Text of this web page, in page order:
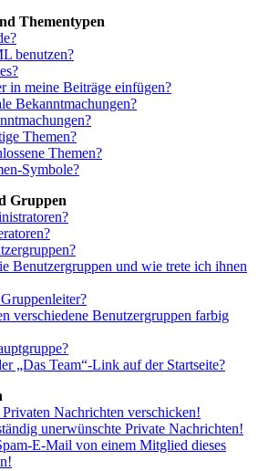
Thementypen
benutzen?
in meine Beiträge einfügen?
Bekanntmachungen?
Themen?
Themen?
Symbole?
Gruppen
Benutzergruppen und wie trete ich ihnen
verschiedene Benutzergruppen farbig
„Das Team“-Link auf der Startseite?
Nachrichten verschicken!
unerwünschte Private Nachrichten!
E-Mail von einem Mitglied dieses